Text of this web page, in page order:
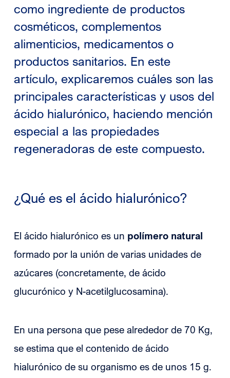
como ingrediente de productos
cosméticos, complementos
alimenticios, medicamentos o
productos sanitarios. En este
artículo, explicaremos cuáles son las
principales características y usos del
ácido hialurónico, haciendo mención
especial a las propiedades
regeneradoras de este compuesto.
¿Qué es el ácido hialurónico?
El ácido hialurónico es un polímero natural
formado por la unión de varias unidades de
azúcares (concretamente, de ácido
glucurónico y N-acetilglucosamina).
En una persona que pese alrededor de 70 Kg,
se estima que el contenido de ácido
hialurónico de su organismo es de unos 15 g.